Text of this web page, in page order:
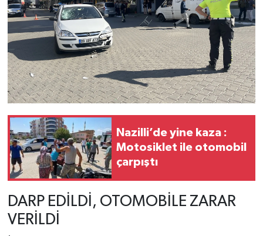
Nazilli’de yine kaza :
Motosiklet ile otomobil
çarpıştı
DARP EDİLDİ, OTOMOBİLE ZARAR
VERİLDİ